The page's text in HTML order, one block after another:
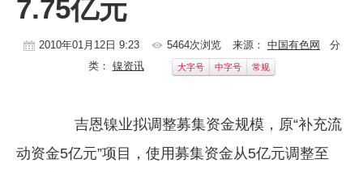
铝
稀有稀土
镁钛
7.75亿元
2010年01月12日 9:23 5464次浏览 来源： 中国有色网
分
类： 镍资讯 大字号 中字号 常规
吉恩镍业拟调整募集资金规模，原“补充流
动资金5亿元”项目，使用募集资金从5亿元调整至